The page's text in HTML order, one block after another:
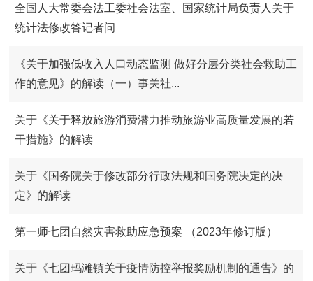
全国人大常委会法工委社会法室、国家统计局负责人关于
统计法修改答记者问
《关于加强低收入人口动态监测 做好分层分类社会救助工
作的意见》的解读（一）事关社...
关于《关于释放旅游消费潜力推动旅游业高质量发展的若
干措施》的解读
关于《国务院关于修改部分行政法规和国务院决定的决
定》的解读
第一师七团自然灾害救助应急预案 （2023年修订版）
关于《七团玛滩镇关于疫情防控举报奖励机制的通告》的